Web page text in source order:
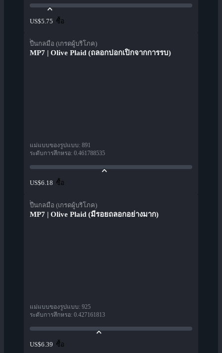
US$5.75 ซื้อ
ปืนกลมือ (เกรดผู้บริโภค)
MP7 | Olive Plaid (ถลอกปอกเปิกจากการรบ)
แม่แบบของรูปแบบ: 891
ระดับการสึกหรอ: 0.461788535
US$6.18 ซื้อ
ปืนกลมือ (เกรดผู้บริโภค)
MP7 | Olive Plaid (มีรอยถลอกอย่างมาก)
แม่แบบของรูปแบบ: 925
ระดับการสึกหรอ: 0.427161813
US$6.39 ซื้อ